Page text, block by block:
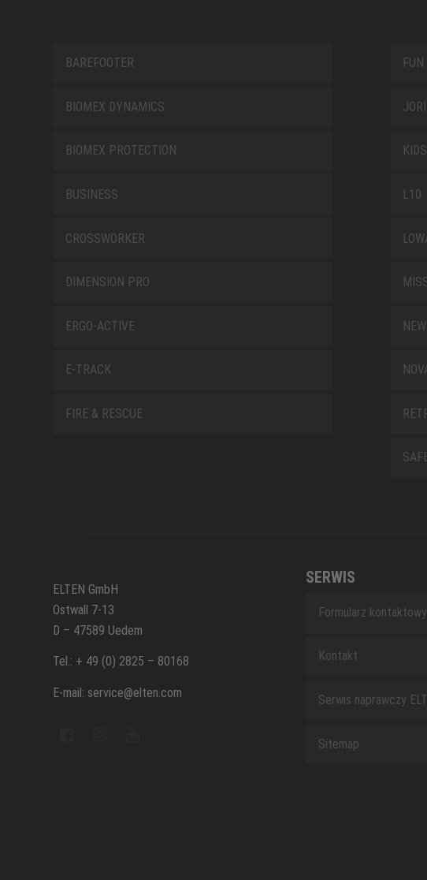
BAREFOOTER
BIOMEX DYNAMICS
BIOMEX PROTECTION
BUSINESS
CROSSWORKER
DIMENSION PRO
ERGO-ACTIVE
E-TRACK
FIRE & RESCUE
FUN
L10
ELTEN GmbH
Ostwall 7-13
D – 47589 Uedem
Tel.: + 49 (0) 2825 – 80168
E-mail: service@elten.com
SERWIS
Formularz kontaktowy
Kontakt
Serwis naprawczy
Sitemap